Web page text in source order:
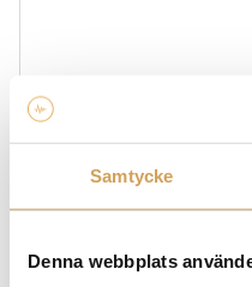
Samtycke
Denna webbplats
REGA
Spana in vårt
Rega hos HiFi
varumärke inom